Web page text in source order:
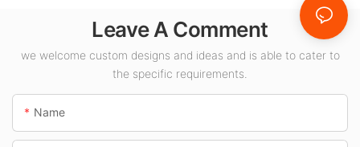
Innenräume wie
Tankstellen und
Unterführungen.
Leave A Comment
we welcome custom designs and ideas and is able to cater to
the specific requirements.
Name